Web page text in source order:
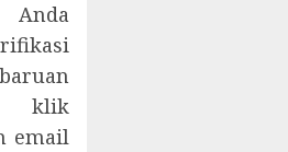
klik
email